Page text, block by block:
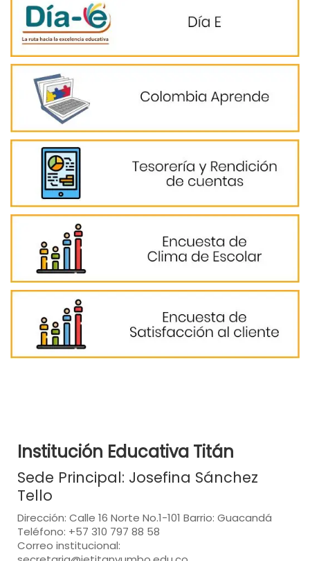
Institución Educativa Titán
Sede Principal: Josefina Sánchez
Tello
Dirección: Calle 16 Norte No.1-101 Barrio: Guacandá
Teléfono: +57 310 797 88 58
Correo institucional: